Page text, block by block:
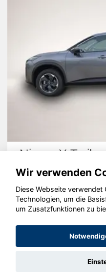
Nissan X-Trail
©
Wir verwenden
Diese Webseite verwendet
Technologien, um die
um Zusatzfunktionen zu